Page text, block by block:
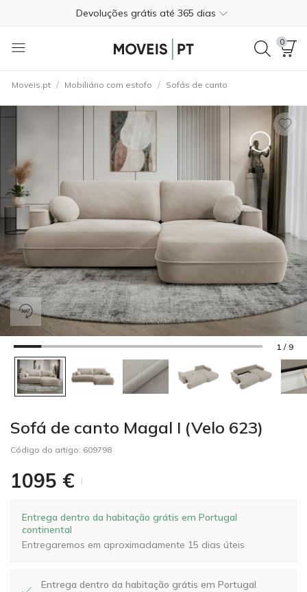
Devoluções grátis até 365 dias
+351 21 145 2323
Entrega gratuita em casa*
Pagamento na entrega
Devoluções grátis até 365 dias
+351 21 145 2323
4.3
0
Moveis.pt / Mobiliário com estofo / Sofás de canto
1 / 9
Sofá de canto Magal I (Velo 623)
Código do artigo: 609798
1095 €
Entrega dentro da habitação grátis em Portugal
continental
Entregaremos em aproximadamente 15 dias úteis
Entrega dentro da habitação grátis em Portugal